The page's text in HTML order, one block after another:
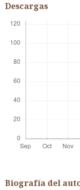
Descargas
Biografía del